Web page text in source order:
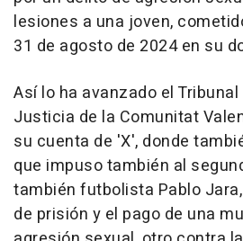
lesiones a una joven,
31 de agosto de 2024 en su
Así lo ha avanzado el
Justicia de la Comunitat
su cuenta de 'X', donde
que impuso también al
también futbolista Pablo
de prisión y el pago de una